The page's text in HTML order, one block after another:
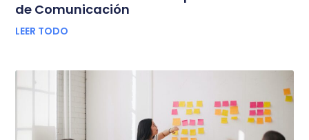
de Comunicación
LEER TODO